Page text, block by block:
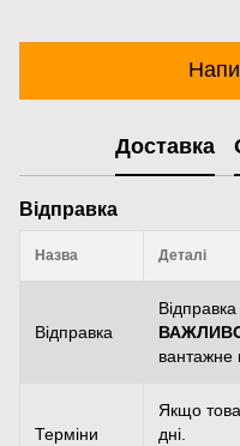
Доставка
Відправка
Назва Деталі
Відправка
вантажне
Терміни
Якщо
дні.